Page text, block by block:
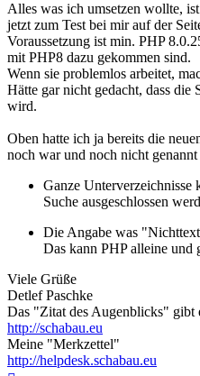
Alles was ich umsetzen wollte,
jetzt zum Test bei mir auf der
Voraussetzung ist min. PHP
mit PHP8 dazu gekommen sind.
Wenn sie problemlos arbeitet,
Hätte gar nicht gedacht, dass die
wird.
Oben hatte ich ja bereits die
noch war und noch nicht
Ganze Unterverzeichnisse
Suche ausgeschlossen
Die Angabe was
Das kann PHP alleine und
Viele Grüße
Detlef Paschke
Das "Zitat des Augenblicks" gibt
http://schabau.eu
Meine "Merkzettel"
http://helpdesk.schabau.eu